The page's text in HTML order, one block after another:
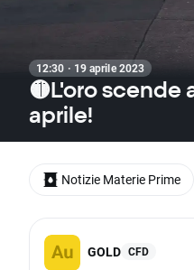
12:30 · 19 aprile 2023
🟡L'oro scende
aprile!
GOLD CFD
Notizie Materie Prime